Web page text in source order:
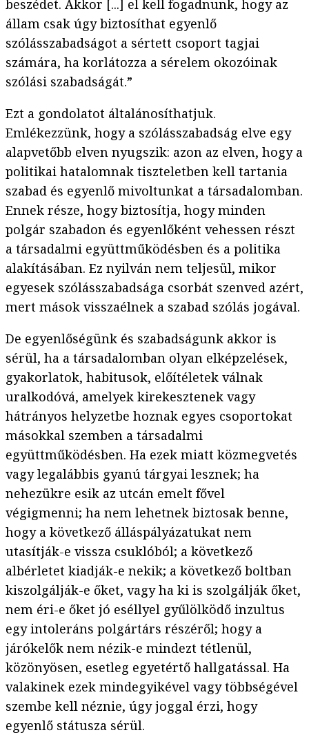
beszédet. Akkor [...] el kell fogadnunk, hogy az
állam csak úgy biztosíthat egyenlő
szólásszabadságot a sértett csoport tagjai
számára, ha korlátozza a sérelem okozóinak
szólási szabadságát.”
Ezt a gondolatot általánosíthatjuk.
Emlékezzünk, hogy a szólásszabadság elve egy
alapvetőbb elven nyugszik: azon az elven, hogy a
politikai hatalomnak tiszteletben kell tartania
szabad és egyenlő mivoltunkat a társadalomban.
Ennek része, hogy biztosítja, hogy minden
polgár szabadon és egyenlőként vehessen részt
a társadalmi együttműködésben és a politika
alakításában. Ez nyilván nem teljesül, mikor
egyesek szólásszabadsága csorbát szenved azért,
mert mások visszaélnek a szabad szólás jogával.
De egyenlőségünk és szabadságunk akkor is
sérül, ha a társadalomban olyan elképzelések,
gyakorlatok, habitusok, előítéletek válnak
uralkodóvá, amelyek kirekesztenek vagy
hátrányos helyzetbe hoznak egyes csoportokat
másokkal szemben a társadalmi
együttműködésben. Ha ezek miatt közmegvetés
vagy legalábbis gyanú tárgyai lesznek; ha
nehezükre esik az utcán emelt fővel
végigmenni; ha nem lehetnek biztosak benne,
hogy a következő álláspályázatukat nem
utasítják-e vissza csuklóból; a következő
albérletet kiadják-e nekik; a következő boltban
kiszolgálják-e őket, vagy ha ki is szolgálják őket,
nem éri-e őket jó eséllyel gyűlölködő inzultus
egy intoleráns polgártárs részéről; hogy a
járókelők nem nézik-e mindezt tétlenül,
közönyösen, esetleg egyetértő hallgatással. Ha
valakinek ezek mindegyikével vagy többségével
szembe kell néznie, úgy joggal érzi, hogy
egyenlő státusza sérül.